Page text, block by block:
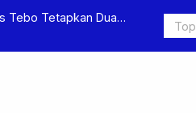
Polres Tebo Ungkap Kasus
Pengeroyokan di Sumay Ditahan